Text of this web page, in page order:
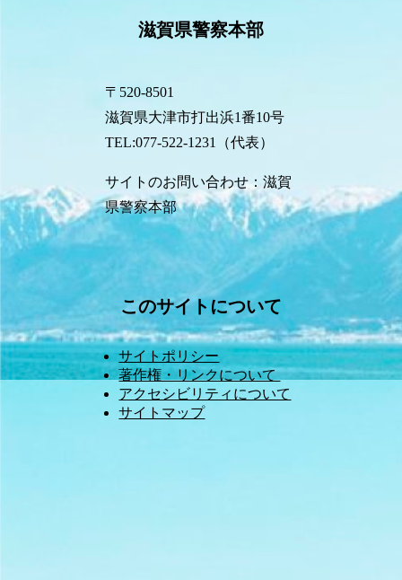
滋賀県警察本部
〒520-8501
滋賀県大津市打出浜1番10号
TEL:077-522-1231（代表）
サイトのお問い合わせ：滋賀
県警察本部
このサイトについて
サイトポリシー
著作権・リンクについて
アクセシビリティについて
サイトマップ